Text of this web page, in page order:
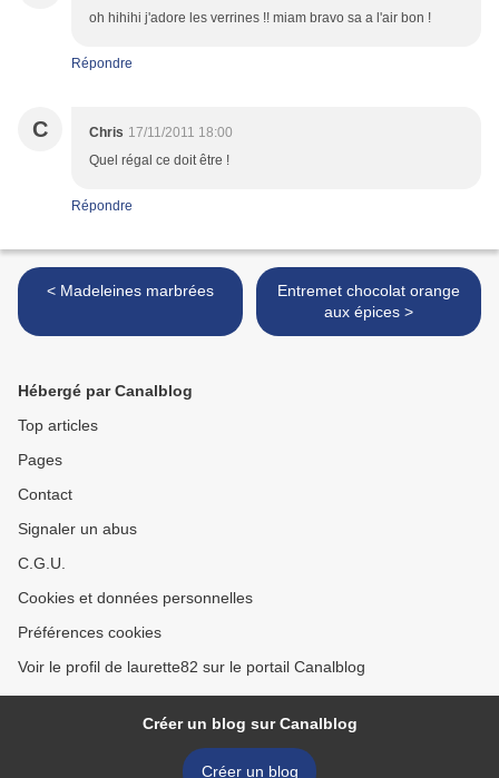
oh hihihi j'adore les verrines !! miam bravo sa a l'air bon !
Répondre
C Chris 17/11/2011 18:00
Quel régal ce doit être !
Répondre
< Madeleines marbrées
Entremet chocolat orange
aux épices >
Hébergé par Canalblog
Top articles
Pages
Contact
Signaler un abus
C.G.U.
Cookies et données personnelles
Préférences cookies
Voir le profil de laurette82 sur le portail Canalblog
Créer un blog sur Canalblog
Créer un blog